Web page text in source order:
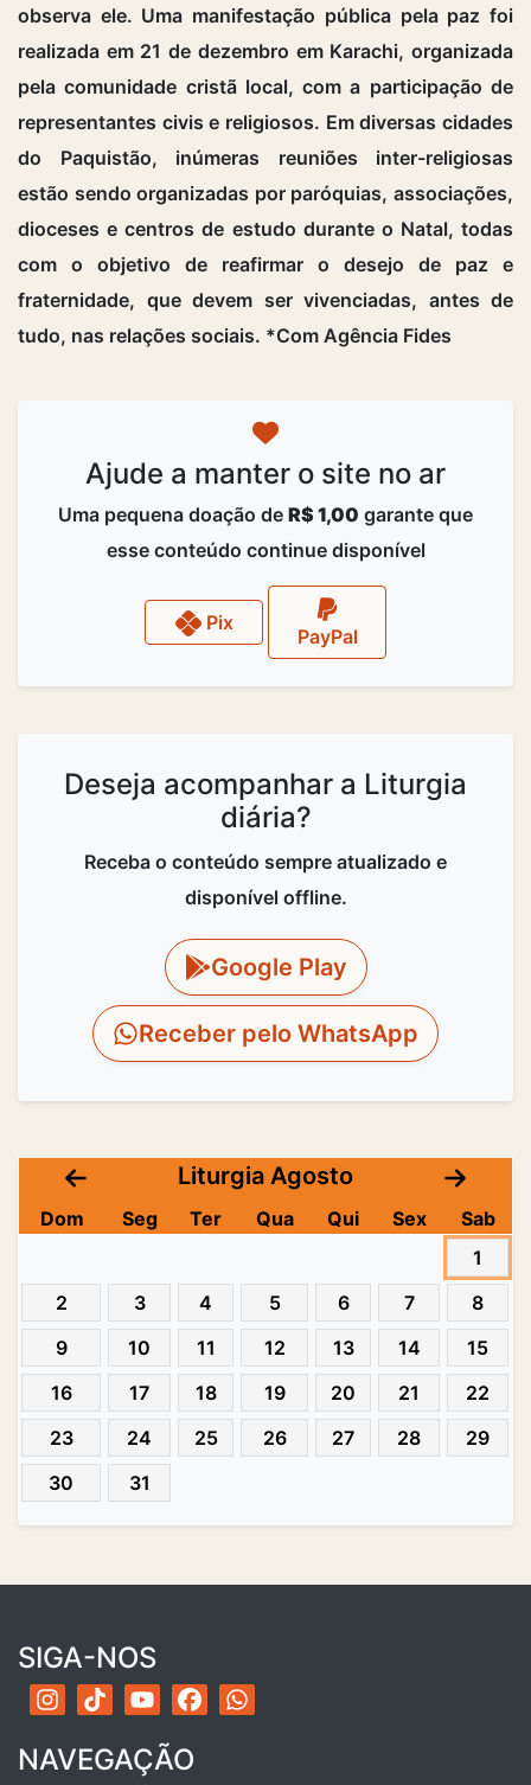
observa ele. Uma manifestação pública pela paz foi
realizada em 21 de dezembro em Karachi, organizada
pela comunidade cristã local, com a participação de
representantes civis e religiosos. Em diversas cidades
do Paquistão, inúmeras reuniões inter-religiosas
estão sendo organizadas por paróquias, associações,
dioceses e centros de estudo durante o Natal, todas
com o objetivo de reafirmar o desejo de paz e
fraternidade, que devem ser vivenciadas, antes de
tudo, nas relações sociais. *Com Agência Fides
Ajude a manter o site no ar
Uma pequena doação de R$ 1,00 garante que
esse conteúdo continue disponível
Pix
PayPal
Deseja acompanhar a Liturgia
diária?
Receba o conteúdo sempre atualizado e
disponível offline.
Google Play
Receber pelo WhatsApp
Liturgia Agosto
Dom Seg Ter Qua Qui Sex
Sab
1
2
3 4 5 6 7
8
9
10 11 12 13 14
15
16
17 18 19 20 21
22
23
24 25 26 27 28
29
30
31
SIGA-NOS
NAVEGAÇÃO